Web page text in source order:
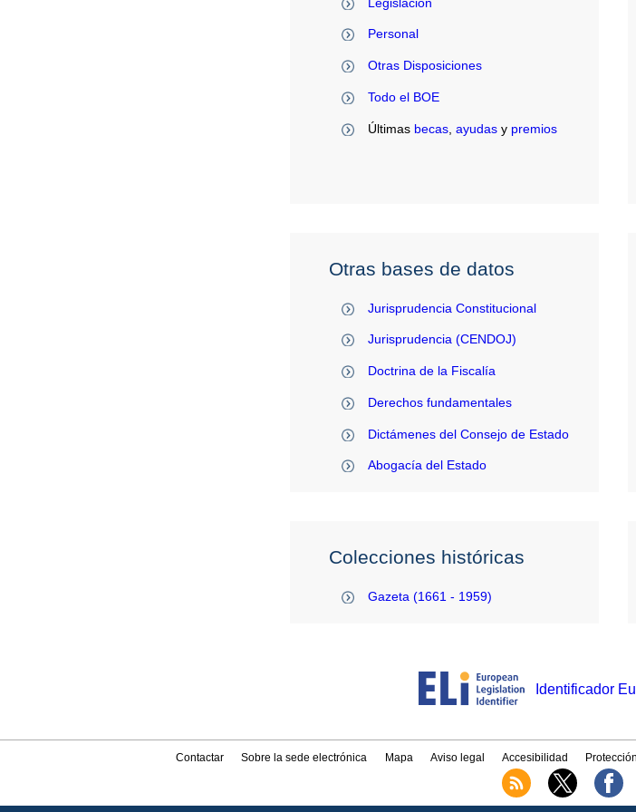
Personal
Otras Disposiciones
Todo el BOE
Últimas becas, ayudasy premios
Otras bases de datos
Jurisprudencia Constitucional
Jurisprudencia (CENDOJ)
Doctrina de la Fiscalía
Derechos fundamentales
Dictámenes del Consejo de Estado
Abogacía del Estado
Colecciones históricas
Gazeta (1661 - 1959)
Identificador
Contactar Sobre la sede electrónica Mapa Aviso legal Accesibilidad